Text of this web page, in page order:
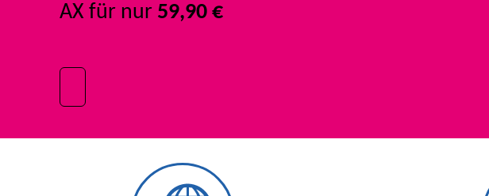
AX für nur 59,90 €